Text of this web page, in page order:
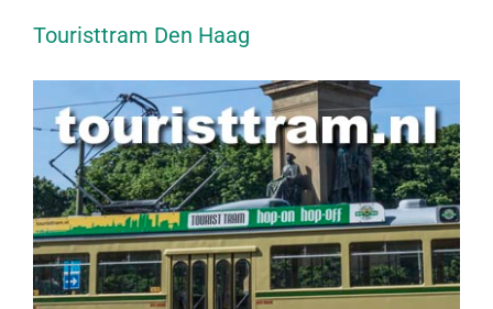
Touristtram Den Haag